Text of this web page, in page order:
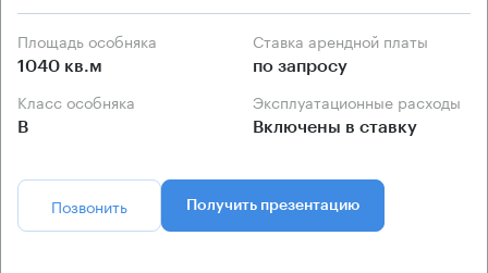
Площадь особняка
1040 кв.м
Ставка арендной платы
по запросу
Класс особняка
B
Эксплуатационные расходы
Включены в ставку
Позвонить Получить презентацию